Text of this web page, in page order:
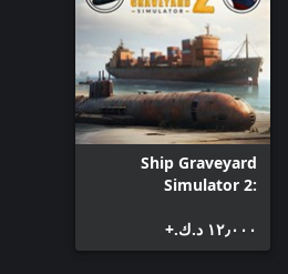
Ship Graveyard
Simulator 2:
١٢٫٠٠٠ د.ك.‏+